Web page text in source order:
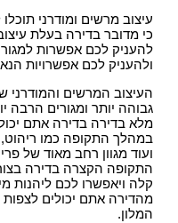
עיצוב מרשים ומודרני
כי מדובר בדירה בעלת
להעניק לכם אפשרות
ולהעניק לכם אפשרויות
העיצוב המרשים והמודרני
גבוהה יותר ומגורים הרבה
מלא בדירה בדירה אתם
במהלך התקופה כמו
ועוד מגוון רחב מאוד של
התקופה הקצרה בדירה
קלה ויאפשרו לכם ליהנות
מהדירה אתם יכולים
המלון.